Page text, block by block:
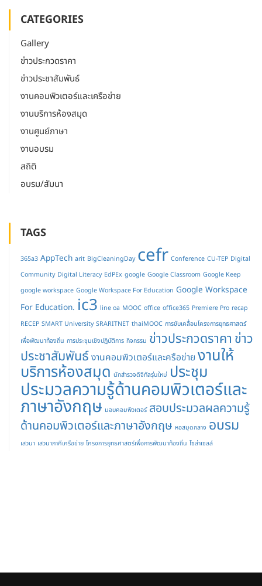
CATEGORIES
Gallery
ข่าวประกวดราคา
ข่าวประชาสัมพันธ์
งานคอมพิวเตอร์และเครือข่าย
งานบริการห้องสมุด
งานศูนย์ภาษา
งานอบรม
สถิติ
อบรม/สัมนา
TAGS
365a3 AppTech arit BigCleaningDay cefr Conference CU-TEP Digital
Community Digital Literacy EdPEx google Google Classroom Google Keep
google workspace Google Workspace For Education Google Workspace
For Education. ic3 line oa MOOC office office365 Premiere Pro recap
RECEP SMART University SRARITNET thaiMOOC การขับเคลื่อนโครงการยุทธศาสตร์
เพื่อพัฒนาท้องถิ่น การประชุมเชิงปฏิบัติการ กิจกรรม ข่าวประกวดราคา ข่าว
ประชาสัมพันธ์งานคอมพิวเตอร์และครือข่าย งานให้
บริการห้องสมุด นักสำรวจดิจิทัลรุ่นใหม่ ประชุม
ประมวลความรู้ด้านคอมพิวเตอร์และ
ภาษาอังกฤษ มอบคอมพิวเตอร์ สอบประมวลผลความรู้
ด้านคอมพิวเตอร์และภาษาอังกฤษ หอสมุดกลาง อบรม
เสวนา เสวนาภาคีเครือข่าย โครงการยุทธศาสตร์เพื่อการพัฒนาท้องถิ่น โซล่าเซลล์